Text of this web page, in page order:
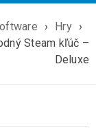
› Hry ›
Steam kľúč –
Deluxe